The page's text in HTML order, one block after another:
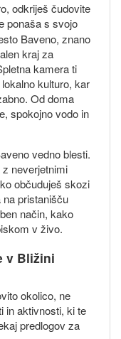
odkriješ čudovite
ponaša s svojo
Baveno, znano
kraj za
kamera ti
kulturo, kar
Od doma
spokojno vodo in
vedno blesti.
neverjetnimi
občuduješ skozi
na pristanišču
način, kako
v živo.
v Bližini
okolico, ne
in aktivnosti, ki te
predlogov za